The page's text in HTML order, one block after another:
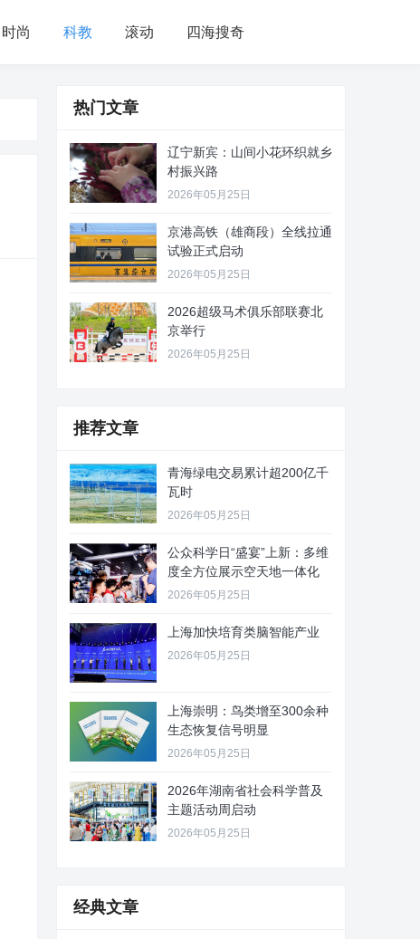
时尚 科教 滚动 四海搜奇
热门文章
辽宁新宾：山间小花环织就乡
村振兴路
2026年05月25日
京港高铁（雄商段）全线拉通
试验正式启动
2026年05月25日
2026超级马术俱乐部联赛北
京举行
2026年05月25日
推荐文章
青海绿电交易累计超200亿千
瓦时
2026年05月25日
公众科学日“盛宴”上新：多维
度全方位展示空天地一体化
2026年05月25日
上海加快培育类脑智能产业
2026年05月25日
上海崇明：鸟类增至300余种
生态恢复信号明显
2026年05月25日
2026年湖南省社会科学普及
主题活动周启动
2026年05月25日
经典文章